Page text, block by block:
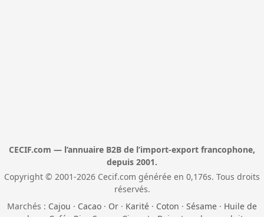
CECIF.com — l’annuaire B2B de l’import-export francophone,
depuis 2001.
Copyright © 2001-2026 Cecif.com générée en 0,176s. Tous droits
réservés.
Marchés : Cajou · Cacao · Or · Karité · Coton · Sésame · Huile de